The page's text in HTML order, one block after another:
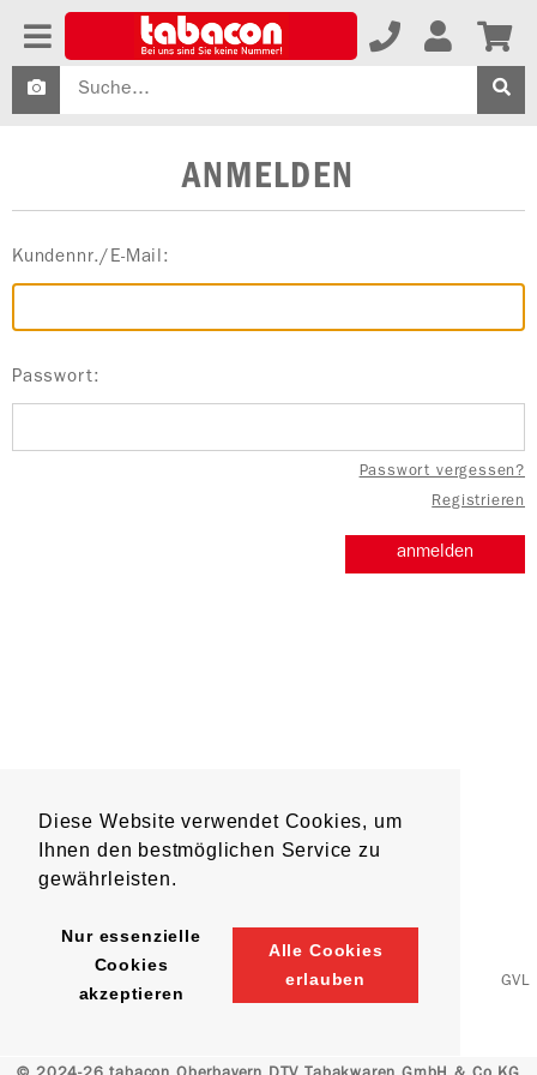
Diese Website verwendet Cookies, um
Ihnen den bestmöglichen Service zu
gewährleisten.
Nur essenzielle
Cookies
akzeptieren
Alle Cookies
erlauben
ANMELDEN
Kundennr./E-Mail:
Passwort:
Passwort vergessen?
Registrieren
anmelden
GVL